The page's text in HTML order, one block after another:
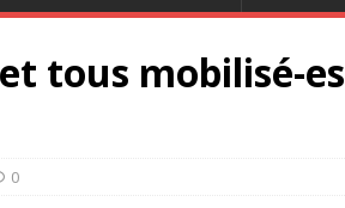
tous mobilisé-es
0